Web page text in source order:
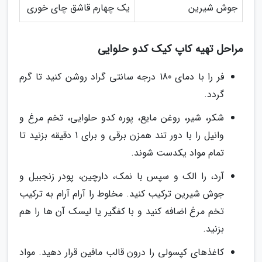
جوش شیرین
یک چهارم قاشق چای خوری
مراحل تهیه کاپ کیک کدو حلوایی
فر را با دمای 180 درجه سانتی گراد روشن کنید تا گرم
گردد.
شکر، شیر، روغن مایع، پوره کدو حلوایی، تخم مرغ و
وانیل را با دور تند همزن برقی و برای 1 دقیقه بزنید تا
تمام مواد یکدست شوند.
آرد، را الک و سپس با نمک، دارچین، پودر زنجبیل و
جوش شیرین ترکیب کنید. مخلوط را آرام آرام به ترکیب
تخم مرغ اضافه کنید و با کفگیر یا لیسک آن ها را هم
بزنید.
کاغذهای کپسولی را درون قالب مافین قرار دهید. مواد